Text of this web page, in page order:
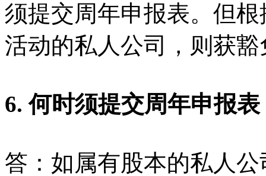
须提交周年申报表。但
活动的私人公司，则获
6. 何时须提交周年申报表
答：如属有股本的私人